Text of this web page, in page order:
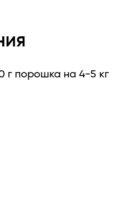
г порошка на 4-5 кг